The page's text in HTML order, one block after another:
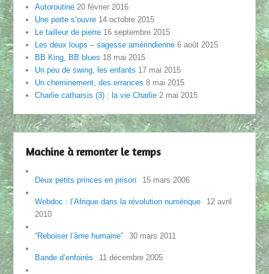
Autoroutine 20 février 2016
Une porte s’ouvre 14 octobre 2015
Le tailleur de pierre 16 septembre 2015
Les deux loups – sagesse amérindienne 6 août 2015
BB King, BB blues 18 mai 2015
Un peu de swing, les enfants 17 mai 2015
Un cheminement, des errances 8 mai 2015
Charlie catharsis (3) : la vie Charlie 2 mai 2015
Machine à remonter le temps
Deux petits princes en prison 15 mars 2006
Webdoc : l’Afrique dans la révolution numérique
12 avril
2010
“Reboiser l’âme humaine” 30 mars 2011
Bande d’enfoirés 11 décembre 2005